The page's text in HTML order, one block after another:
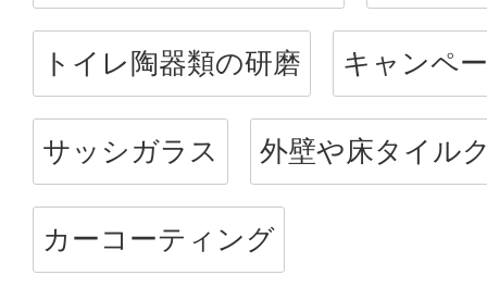
トイレ陶器類の研磨 キャンペ
サッシガラス 外壁や床タイル
カーコーティング